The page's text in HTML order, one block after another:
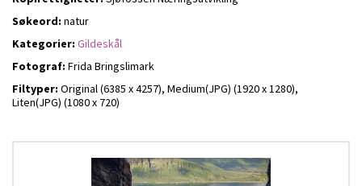
Søkeord: natur
Kategorier: Gildeskål
Fotograf: Frida Bringslimark
Filtyper: Original (6385 x 4257), Medium(JPG) (1920 x 1280),
Liten(JPG) (1080 x 720)